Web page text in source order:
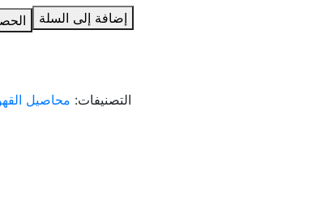
إضافة إلى السلة
التصنيفات: محاصيل